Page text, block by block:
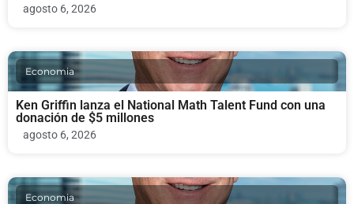
agosto 6, 2026
Economia
Ken Griffin lanza el National Math Talent Fund con una
donación de $5 millones
agosto 6, 2026
Economia